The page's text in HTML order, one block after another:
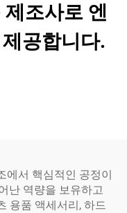
조사로 엔
공합니다.
에서 핵심적인 공정이
난 역량을 보유하고
용품 액세서리, 하드